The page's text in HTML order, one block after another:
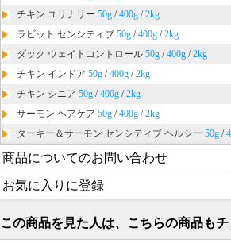
チキン ユリナリー 50g /400g /2kg
ラビット センシティブ 50g /400g /2kg
ダック ウェイトコントロール 50g /400g /2kg
チキン インドア 50g /400g /2kg
チキン シニア 50g /400g /2kg
サーモン ヘアケア 50g /400g /2kg
ターキー＆サーモン センシティブ ヘルシー 50g /
商品についてのお問い合わせ
お気に入りに登録
この商品を見た人は、こちらの商品もチ